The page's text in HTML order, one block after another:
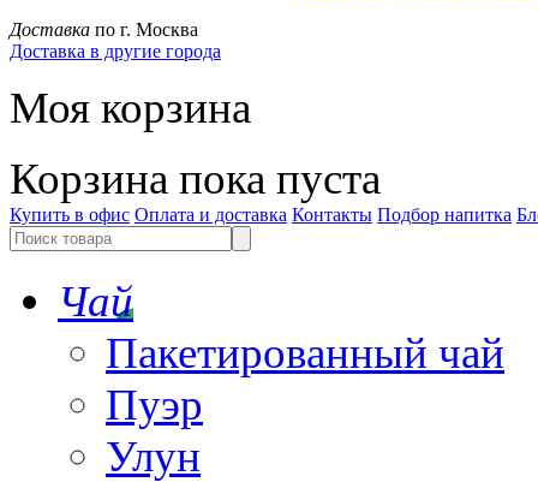
Доставка по г. Москва
Доставка в другие города
Моя корзина
Корзина пока пуста
Купить в офис Оплата и доставка Контакты Подбор напитка
Чай
Пакетированный чай
Пуэр
Улун